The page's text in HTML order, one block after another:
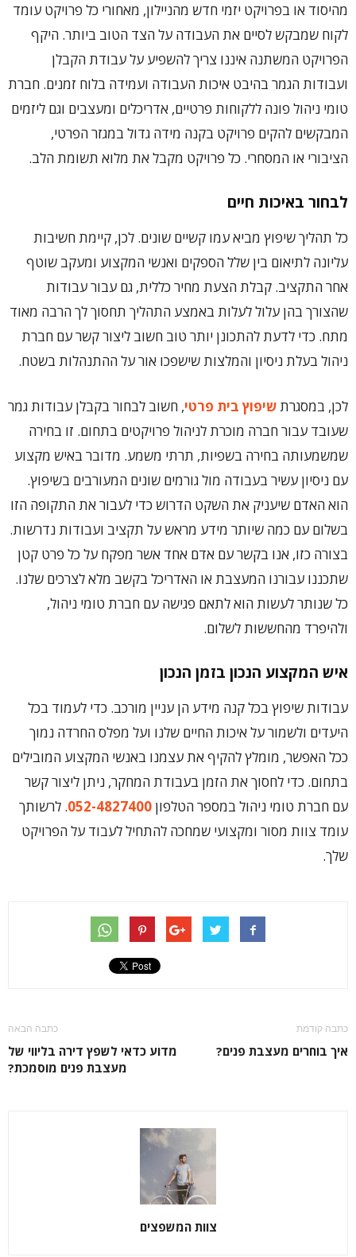
מהיסוד או בפרויקט יזמי חדש מהניילון, מאחורי כל פרויקט עומד
לקוח שמבקש לסיים את העבודה על הצד הטוב ביותר. היקף
הפרויקט המשתנה איננו צריך להשפיע על עבודת הקבלן
ועבודות הגמר בהיבט איכות העבודה ועמידה בלוח זמנים. חברת
טומי ניהול פונה ללקוחות פרטיים, אדריכלים ומעצבים וגם ליזמים
המבקשים להקים פרויקט בקנה מידה גדול במגזר הפרטי,
הציבורי או המסחרי. כל פרויקט מקבל את מלוא תשומת הלב.
לבחור באיכות חיים
כל תהליך שיפוץ מביא עמו קשיים שונים. לכן, קיימת חשיבות
עליונה לתיאום בין שלל הספקים ואנשי המקצוע ומעקב שוטף
אחר התקציב. קבלת הצעת מחיר כללית, גם עבור עבודות
שהצורך בהן עלול לעלות באמצע התהליך תחסוך לך הרבה מאוד
מתח. כדי לדעת להתכונן יותר טוב חשוב ליצור קשר עם חברת
ניהול בעלת ניסיון והמלצות שישפכו אור על ההתנהלות בשטח.
לכן, במסגרתשיפוץ בית פרטי, חשוב לבחור בקבלן עבודות גמר
שעובד עבור חברה מוכרת לניהול פרויקטים בתחום. זו בחירה
שמשמעותה בחירה בשפיות, תרתי משמע. מדובר באיש מקצוע
עם ניסיון עשיר בעבודה מול גורמים שונים המעורבים בשיפוץ.
הוא האדם שיעניק את השקט הדרוש כדי לעבור את התקופה הזו
בשלום עם כמה שיותר מידע מראש על תקציב ועבודות נדרשות.
בצורה כזו, אנו בקשר עם אדם אחד אשר מפקח על כל פרט קטן
שתכננו עבורנו המעצבת או האדריכל בקשב מלא לצרכים שלנו.
כל שנותר לעשות הוא לתאם פגישה עם חברת טומי ניהול,
ולהיפרד מהחששות לשלום.
איש המקצוע הנכון בזמן הנכון
עבודות שיפוץ בכל קנה מידע הן עניין מורכב. כדי לעמוד בכל
היעדים ולשמור על איכות החיים שלנו ועל מפלס החרדה נמוך
ככל האפשר, מומלץ להקיף את עצמנו באנשי המקצוע המובילים
בתחום. כדי לחסוך את הזמן בעבודת המחקר, ניתן ליצור קשר
עם חברת טומי ניהול במספר הטלפון 052-4827400. לרשותך
עומד צוות מסור ומקצועי שמחכה להתחיל לעבוד על הפרויקט
שלך.
כתבה קודמת
איך בוחרים מעצבת פנים?
כתבה הבאה
מדוע כדאי לשפץ דירה בליווי של
מעצבת פנים מוסמכת?
צוות המשפצים